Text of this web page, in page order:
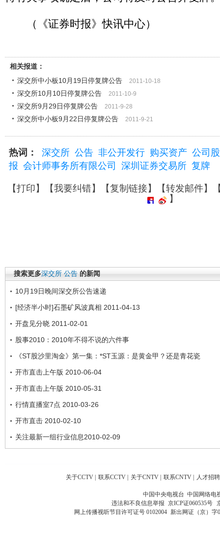
（《证券时报》快讯中心）
相关报道：
深交所中小板10月19日停复牌公告
2011-10-18
深交所10月10日停复牌公告 2011-10-9
深交所9月29日停复牌公告 2011-9-28
深交所中小板9月22日停复牌公告 2011-9-21
热词： 深交所 公告 非公开发行 购买资产 公司
报 会计师事务所有限公司 深圳证券交易所 复牌
【打印】【我要纠错】【复制链接】【转发邮件】
】
搜索更多深交所 公告 的新闻
10月19日晚间深交所公告速递
[经济半小时]石墨矿风波真相 2011-04-13
开盘见分晓 2011-02-01
股事2010：2010年不得不说的六件事
《ST股沙里淘金》第一集：*ST玉源：是黄金甲？还是青花瓷
开市直击上午版 2010-06-04
开市直击上午版 2010-05-31
行情直播室7点 2010-03-26
开市直击 2010-02-10
关注最新一组行业信息2010-02-09
关于CCTV | 联系CCTV | 关于CNTV | 联系CNTV | 人才招聘
中国中央电视台 中国网络电
违法和不良信息举报 京ICP证060535号
网上传播视听节目许可证号 0102004 新出网证（京）